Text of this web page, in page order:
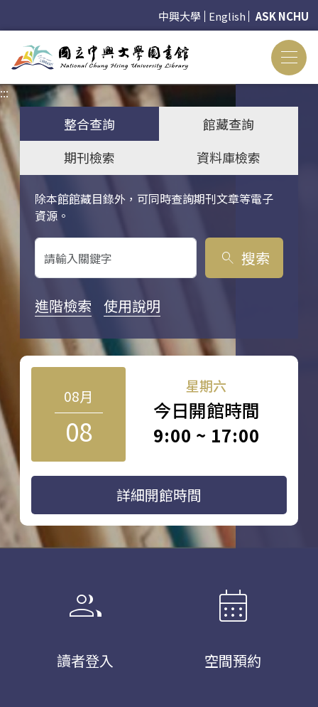
中興大學 English ASK NCHU
:::
整合查詢
館藏查詢
期刊檢索
資料庫檢索
除本館館藏目錄外，可同時查詢期刊文章等電子
資源。
關鍵字搜尋
search 搜索
進階檢索 使用說明
08月
08
星期六
今日開館時間
9:00 ~ 17:00
詳細開館時間
group
讀者登入
calendar_month
空間預約